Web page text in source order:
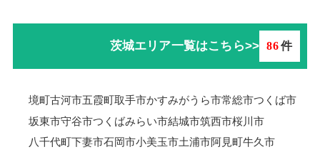
茨城エリア一覧はこちら>> 86件
境町古河市五霞町取手市かすみがうら市常総市つくば市
坂東市守谷市つくばみらい市結城市筑西市桜川市
八千代町下妻市石岡市小美玉市土浦市阿見町牛久市